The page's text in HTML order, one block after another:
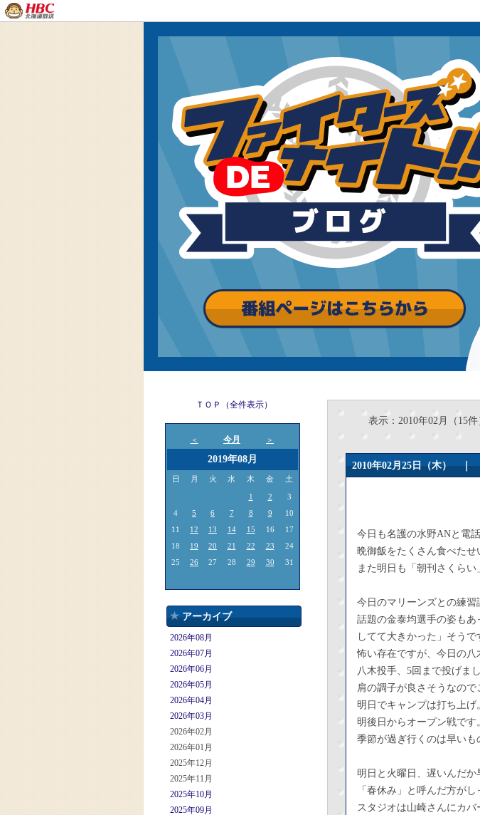
ＴＯＰ（全件表示）
＜ 今月 ＞
2019年08月
日 月 火 水 木 金 土
1 2
3
4
5 6 7 8 9
10
11
12 13 14 15 16
17
18
19 20 21 22 23
24
25
26 27 28 29 30 31
アーカイブ
2026年08月
2026年07月
2026年06月
2026年05月
2026年04月
2026年03月
2026年02月
2026年01月
2025年12月
2025年11月
2025年10月
2025年09月
表示：2010年02月（15件
2010年02月25日（木）
今日も名護の水野ANと電
晩御飯をたくさん食べたせ
また明日も「朝刊さくらい
今日のマリーンズとの練習
話題の金泰均選手の姿も
してて大きかった」そうで
怖い存在ですが、今日の八
八木投手、5回まで投げまし
肩の調子が良さそうなので
明日でキャンプは打ち上げ
明後日からオープン戦です
季節が過ぎ行くのは早いも
明日と火曜日、遅いんだか
「春休み」と呼んだ方が
スタジオは山崎さんにカバ